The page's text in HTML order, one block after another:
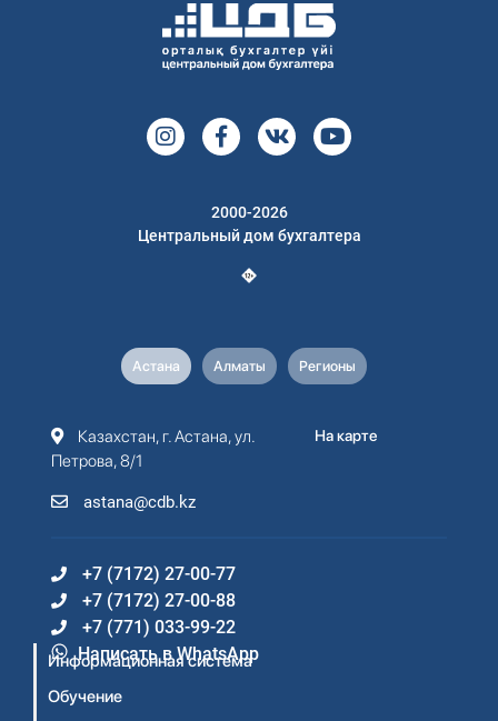
2000-2026
Центральный дом бухгалтера
Астана Алматы Регионы
Казахстан, г. Астана, ул.
Петрова, 8/1
astana@cdb.kz
На карте
+7 (7172) 27-00-77
+7 (7172) 27-00-88
+7 (771) 033-99-22
Написать в WhatsApp
Информационная система
Обучение